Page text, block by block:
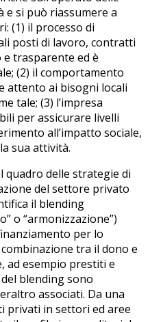
e si può riassumere a
(1) il processo di
posti di lavoro, contratti
trasparente ed è
(2) il comportamento
attento ai bisogni locali
tale; (3) l’impresa
per assicurare livelli
all’impatto sociale,
sua attività.
quadro delle strategie di
del settore privato
il blending
o “armonizzazione”)
per lo
tra il dono e
ad esempio prestiti e
blending sono
associati. Da una
privati in settori ed aree